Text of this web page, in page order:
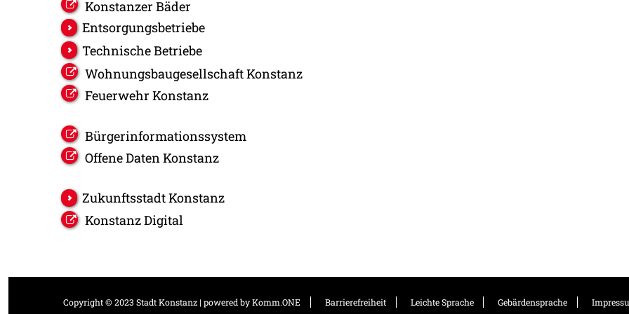
Konstanzer Bäder
Entsorgungsbetriebe
Technische Betriebe
Wohnungsbaugesellschaft Konstanz
Feuerwehr Konstanz
Bürgerinformationssystem
Offene Daten Konstanz
Zukunftsstadt Konstanz
Konstanz Digital
Copyright © 2023 Stadt Konstanz | powered byKomm.ONE Barrierefreiheit Leichte Sprache Gebärdensprache